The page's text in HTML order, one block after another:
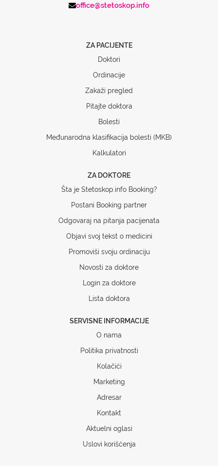
office@stetoskop.info
ZA PACIJENTE
Doktori
Ordinacije
Zakaži pregled
Pitajte doktora
Bolesti
Međunarodna klasifikacija bolesti (MKB)
Kalkulatori
ZA DOKTORE
Šta je Stetoskop.info Booking?
Postani Booking partner
Odgovaraj na pitanja pacijenata
Objavi svoj tekst o medicini
Promoviši svoju ordinaciju
Novosti za doktore
Login za doktore
Lista doktora
SERVISNE INFORMACIJE
O nama
Politika privatnosti
Kolačići
Marketing
Adresar
Kontakt
Aktuelni oglasi
Uslovi korišćenja